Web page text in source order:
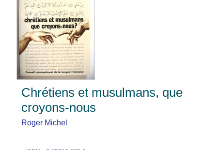
Chrétiens et musulmans, que
croyons-nous
Roger Michel